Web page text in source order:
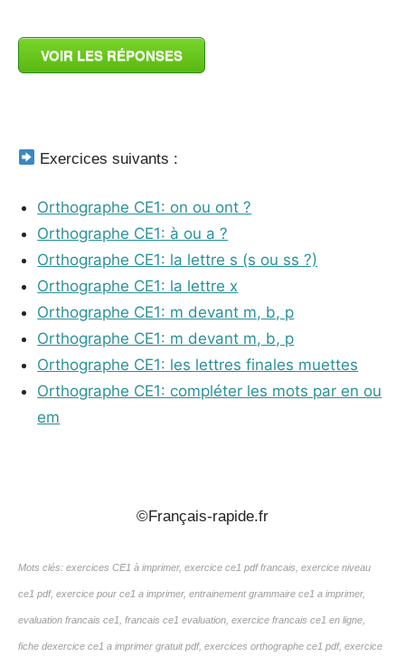
VOIR LES RÉPONSES
Exercices suivants :
Orthographe CE1: on ou ont ?
Orthographe CE1: à ou a ?
Orthographe CE1: la lettre s (s ou ss ?)
Orthographe CE1: la lettre x
Orthographe CE1: m devant m, b, p
Orthographe CE1: m devant m, b, p
Orthographe CE1: les lettres finales muettes
Orthographe CE1: compléter les mots par en ou
em
©Français-rapide.fr
Mots clés: exercices CE1 à imprimer, exercice ce1 pdf francais, exercice niveau
ce1 pdf, exercice pour ce1 a imprimer, entrainement grammaire ce1 a imprimer,
evaluation francais ce1, francais ce1 evaluation, exercice francais ce1 en ligne,
fiche dexercice ce1 a imprimer gratuit pdf, exercices orthographe ce1 pdf, exercice